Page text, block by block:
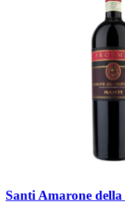
Santi Amarone